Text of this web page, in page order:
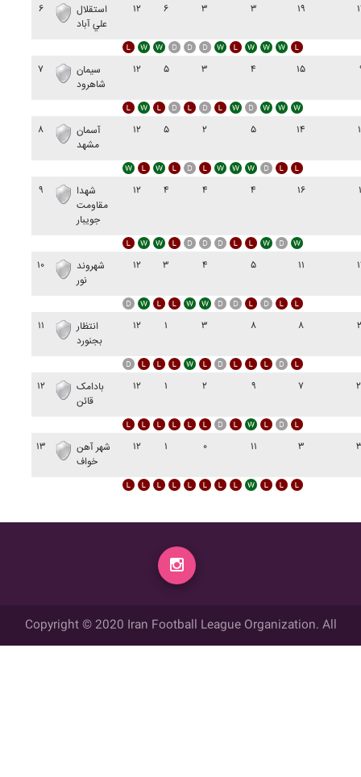
۶
استقلال
علي آباد
۱۲ ۶ ۳ ۳ ۱۹
۷
سيمان
شاهرود
۱۲ ۵ ۳ ۴ ۱۵
۸
آسمان
مشهد
۱۲ ۵ ۲ ۵ ۱۴
۹
شهدا
مقاومت
جويبار
۱۲ ۴ ۴ ۴ ۱۶
۱۰
شهروند
نور
۱۲ ۳ ۴ ۵ ۱۱
۱۱
انتظار
بجنورد
۱۲ ۱ ۳ ۸ ۸
۱۲
بادامک
قائن
۱۲ ۱ ۲ ۹ ۷
۱۳
شهر آهن
خواف
۱۲ ۱ ۰ ۱۱ ۳
Copyright © 2020 Iran Football League Organization. All